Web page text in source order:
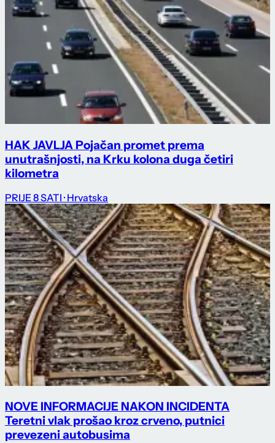
HAK JAVLJA Pojačan promet prema
unutrašnjosti, na Krku kolona duga četiri
kilometra
PRIJE 8 SATI · Hrvatska
NOVE INFORMACIJE NAKON INCIDENTA
Teretni vlak prošao kroz crveno, putnici
prevezeni autobusima